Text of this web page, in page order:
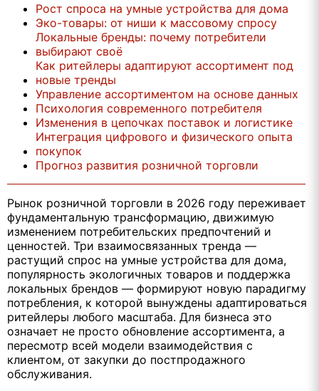
Рост спроса на умные устройства для дома
Эко-товары: от ниши к массовому спросу
Локальные бренды: почему потребители
выбирают своё
Как ритейлеры адаптируют ассортимент под
новые тренды
Управление ассортиментом на основе данных
Психология современного потребителя
Изменения в цепочках поставок и логистике
Интеграция цифрового и физического опыта
покупок
Прогноз развития розничной торговли
Рынок розничной торговли в 2026 году переживает
фундаментальную трансформацию, движимую
изменением потребительских предпочтений и
ценностей. Три взаимосвязанных тренда —
растущий спрос на умные устройства для дома,
популярность экологичных товаров и поддержка
локальных брендов — формируют новую парадигму
потребления, к которой вынуждены адаптироваться
ритейлеры любого масштаба. Для бизнеса это
означает не просто обновление ассортимента, а
пересмотр всей модели взаимодействия с
клиентом, от закупки до постпродажного
обслуживания.